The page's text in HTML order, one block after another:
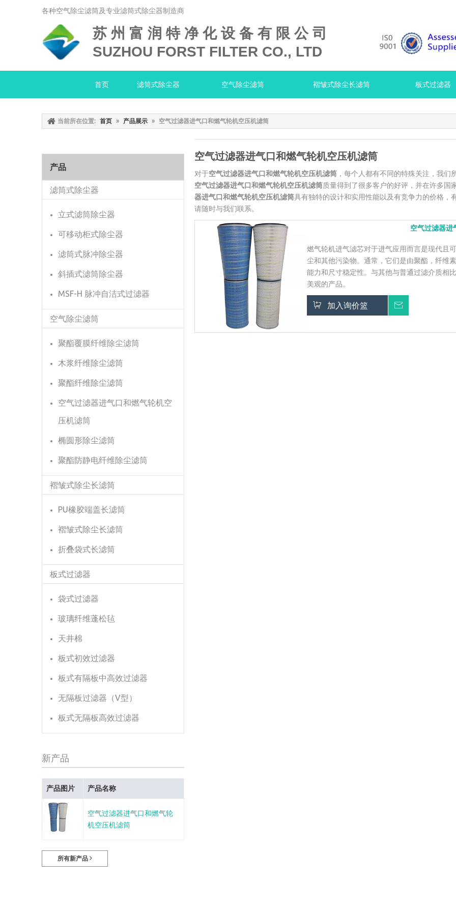
各种空气除尘滤筒及专业滤筒式除尘器制造商
苏 州 富 润 特 净 化 设 备 有 限 公 司
SUZHOU FORST FILTER CO., LTD
首页 滤筒式除尘器 空气除尘滤筒 褶皱式除尘长滤筒 板式过滤器
当前所在位置: 首页 » 产品展示 » 空气过滤器进气口和燃气轮机空压机滤筒
产品
滤筒式除尘器
立式滤筒除尘器
可移动柜式除尘器
滤筒式脉冲除尘器
斜插式滤筒除尘器
MSF-H 脉冲自洁式过滤器
空气除尘滤筒
聚酯覆膜纤维除尘滤筒
木浆纤维除尘滤筒
聚酯纤维除尘滤筒
空气过滤器进气口和燃气轮机空
压机滤筒
椭圆形除尘滤筒
聚酯防静电纤维除尘滤筒
褶皱式除尘长滤筒
PU橡胶端盖长滤筒
褶皱式除尘长滤筒
折叠袋式长滤筒
板式过滤器
袋式过滤器
玻璃纤维蓬松毡
天井棉
板式初效过滤器
板式有隔板中高效过滤器
无隔板过滤器（V型）
板式无隔板高效过滤器
新产品
产品图片 产品名称
空气过滤器进气口和燃气轮
机空压机滤筒
所有新产品
空气过滤器进气口和燃气轮机空压机滤筒
对于空气过滤器进气口和燃气轮机空压机滤筒 ，每个人都有不同的特殊关注，我
空气过滤器进气口和燃气轮机空压机滤筒质量得到了很多客户的好评，并在许多国
器进气口和燃气轮机空压机滤筒具有独特的设计和实用性能以及有竞争力的价格，
请随时与我们联系。
空气过滤器进
燃气轮机进气滤芯对于进气应用而言是现代且
尘和其他污染物。通常，它们是由聚酯，纤维
能力和尺寸稳定性。与其他与普通过滤介质相
美观的产品。
加入询价篮